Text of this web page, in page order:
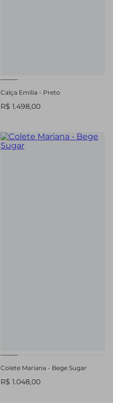
Calça Emilia - Preto
R$ 1.498,00
Colete Mariana - Bege Sugar
R$ 1.048,00